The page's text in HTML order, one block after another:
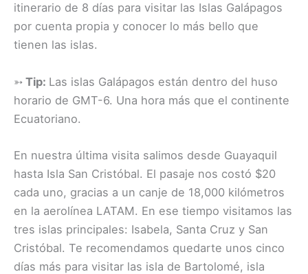
itinerario de 8 días para visitar las Islas Galápagos
por cuenta propia y conocer lo más bello que
tienen las islas.
➳ Tip: Las islas Galápagos están dentro del huso
horario de GMT-6. Una hora más que el continente
Ecuatoriano.
En nuestra última visita salimos desde Guayaquil
hasta Isla San Cristóbal. El pasaje nos costó $20
cada uno, gracias a un canje de 18,000 kilómetros
en la aerolínea LATAM. En ese tiempo visitamos las
tres islas principales: Isabela, Santa Cruz y San
Cristóbal. Te recomendamos quedarte unos cinco
días más para visitar las isla de Bartolomé, isla